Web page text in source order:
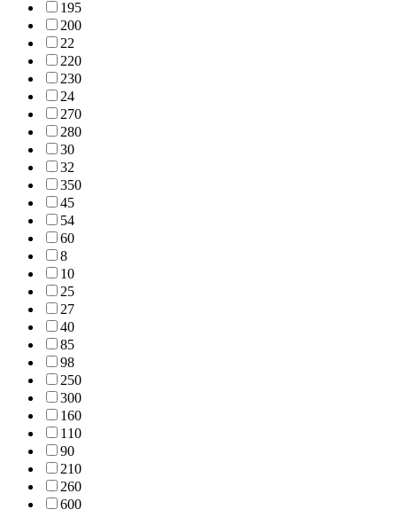
195
200
22
220
230
24
270
280
30
32
350
45
54
60
8
10
25
27
40
85
98
250
300
160
110
90
210
260
600